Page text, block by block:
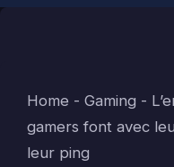
Home - Gaming -
gamers font avec
leur ping